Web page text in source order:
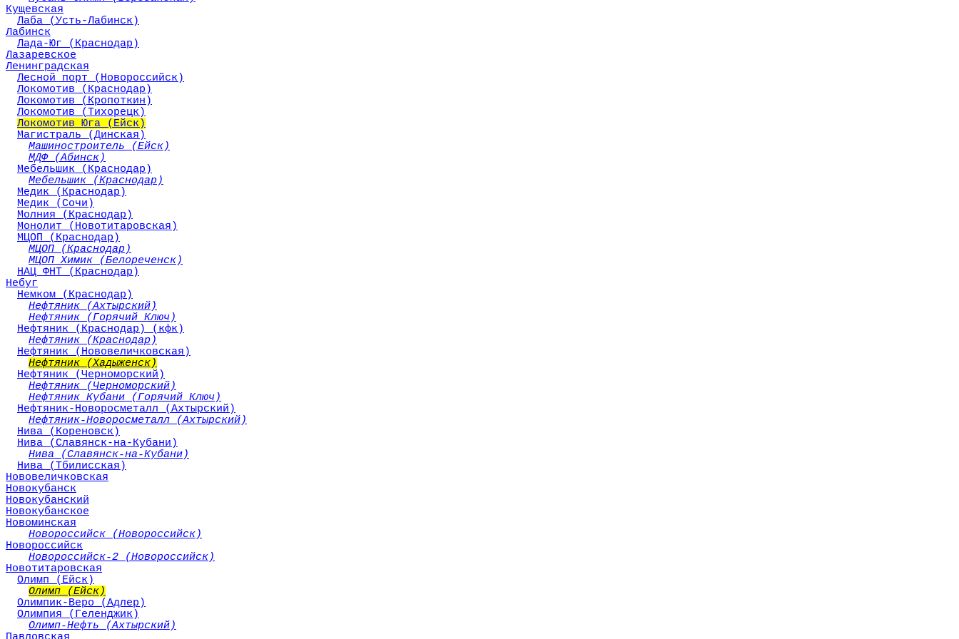
Кущевская
Лаба (Усть-Лабинск)
Лабинск
Лада-Юг (Краснодар)
Лазаревское
Ленинградская
Лесной порт (Новороссийск)
Локомотив (Краснодар)
Локомотив (Кропоткин)
Локомотив (Тихорецк)
Локомотив Юга (Ейск)
Магистраль (Динская)
Машиностроитель (Ейск)
МДФ (Абинск)
Мебельшик (Краснодар)
Мебельшик (Краснодар)
Медик (Краснодар)
Медик (Сочи)
Молния (Краснодар)
Монолит (Новотитаровская)
МЦОП (Краснодар)
МЦОП (Краснодар)
МЦОП Химик (Белореченск)
НАЦ ФНТ (Краснодар)
Небуг
Немком (Краснодар)
Нефтяник (Ахтырский)
Нефтяник (Горячий Ключ)
Нефтяник (Краснодар) (кфк)
Нефтяник (Краснодар)
Нефтяник (Нововеличковская)
Нефтяник (Хадыженск)
Нефтяник (Черноморский)
Нефтяник (Черноморский)
Нефтяник Кубани (Горячий Ключ)
Нефтяник-Новоросметалл (Ахтырский)
Нефтяник-Новоросметалл (Ахтырский)
Нива (Кореновск)
Нива (Славянск-на-Кубани)
Нива (Славянск-на-Кубани)
Нива (Тбилисская)
Нововеличковская
Новокубанск
Новокубанский
Новокубанское
Новоминская
Новороссийск (Новороссийск)
Новороссийск
Новороссийск-2 (Новороссийск)
Новотитаровская
Олимп (Ейск)
Олимп (Ейск)
Олимпик-Веро (Адлер)
Олимпия (Геленджик)
Олимп-Нефть (Ахтырский)